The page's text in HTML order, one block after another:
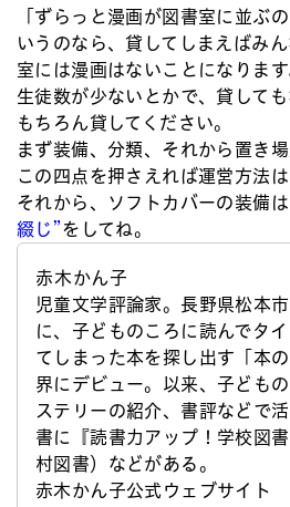
「ずらっと漫画が図書室に並ぶ
いうのなら、貸してしまえばみ
室には漫画はないことになります
生徒数が少ないとかで、貸して
もちろん貸してください。
まず装備、分類、それから置き
この四点を押さえれば運営方法は
それから、ソフトカバーの装備
綴じ”をしてね。
赤木かん子
児童文学評論家。長野県松本
に、子どものころに読んでタ
てしまった本を探し出す「本
界にデビュー。以来、子ども
ステリーの紹介、書評などで
書に『読書力アップ！学校図
村図書）などがある。
赤木かん子公式ウェブサイト